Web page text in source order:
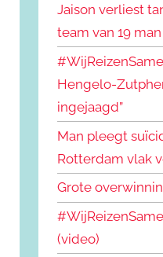
Jaison verliest
team van 19 man
Hengelo-
ingejaagd”
Man pleegt
Rotterdam vlak
Grote
(video)